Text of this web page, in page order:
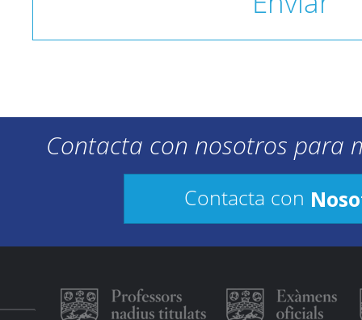
Contacta con nosotros para
Contacta con